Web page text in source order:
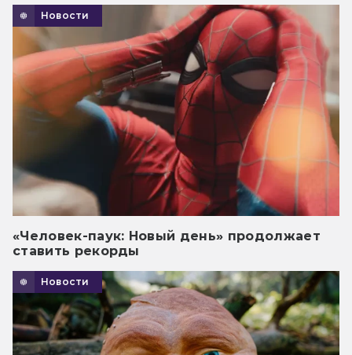
Новости
«Человек-паук: Новый день» продолжает
ставить рекорды
Новости